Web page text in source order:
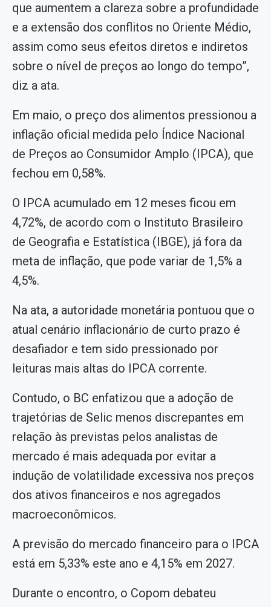
que aumentem a clareza sobre a profundidade
e a extensão dos conflitos no Oriente Médio,
assim como seus efeitos diretos e indiretos
sobre o nível de preços ao longo do tempo”,
diz a ata.
Em maio, o preço dos alimentos pressionou a
inflação oficial medida pelo Índice Nacional
de Preços ao Consumidor Amplo (IPCA), que
fechou em 0,58%.
O IPCA acumulado em 12 meses ficou em
4,72%, de acordo com o Instituto Brasileiro
de Geografia e Estatística (IBGE), já fora da
meta de inflação, que pode variar de 1,5% a
4,5%.
Na ata, a autoridade monetária pontuou que o
atual cenário inflacionário de curto prazo é
desafiador e tem sido pressionado por
leituras mais altas do IPCA corrente.
Contudo, o BC enfatizou que a adoção de
trajetórias de Selic menos discrepantes em
relação às previstas pelos analistas de
mercado é mais adequada por evitar a
indução de volatilidade excessiva nos preços
dos ativos financeiros e nos agregados
macroeconômicos.
A previsão do mercado financeiro para o IPCA
está em 5,33% este ano e 4,15% em 2027.
Durante o encontro, o Copom debateu